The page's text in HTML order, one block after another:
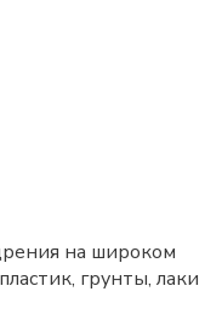
на широком
грунты, лаки